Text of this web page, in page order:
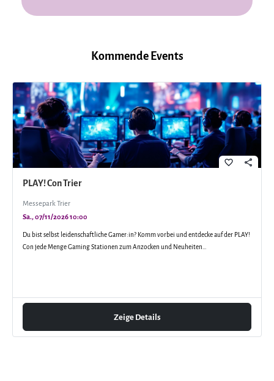
Kommende Events
favorite_border share
PLAY! Con Trier
Messepark Trier
Sa., 07/11/2026 10:00
Du bist selbst leidenschaftliche Gamer:in? Komm vorbei und entdecke auf der PLAY!
Con jede Menge Gaming Stationen zum Anzocken und Neuheiten…
Zeige Details